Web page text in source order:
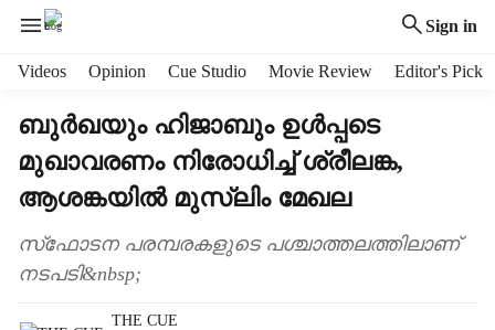
Sign in
Videos Opinion Cue Studio Movie Review Editor's Pick
ബുര്‍ഖയും ഹിജാബും ഉള്‍പ്പടെ
മുഖാവരണം നിരോധിച്ച് ശ്രീലങ്ക,
ആശങ്കയില്‍ മുസ്ലിം മേഖല
സ്‌ഫോടന പരമ്പരകളുടെ പശ്ചാത്തലത്തിലാണ്
നടപടി&nbsp;
THE CUE